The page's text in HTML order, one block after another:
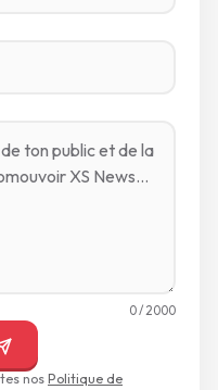
0/ 2000
nosPolitique de